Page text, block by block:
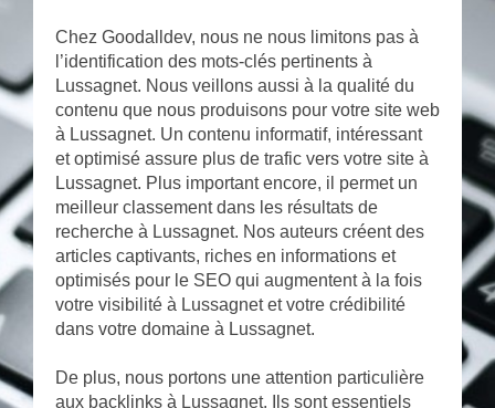
Chez Goodalldev, nous ne nous limitons pas à
l’identification des mots-clés pertinents à
Lussagnet. Nous veillons aussi à la qualité du
contenu que nous produisons pour votre site web
à Lussagnet. Un contenu informatif, intéressant
et optimisé assure plus de trafic vers votre site à
Lussagnet. Plus important encore, il permet un
meilleur classement dans les résultats de
recherche à Lussagnet. Nos auteurs créent des
articles captivants, riches en informations et
optimisés pour le SEO qui augmentent à la fois
votre visibilité à Lussagnet et votre crédibilité
dans votre domaine à Lussagnet.
De plus, nous portons une attention particulière
aux backlinks à Lussagnet. Ils sont essentiels